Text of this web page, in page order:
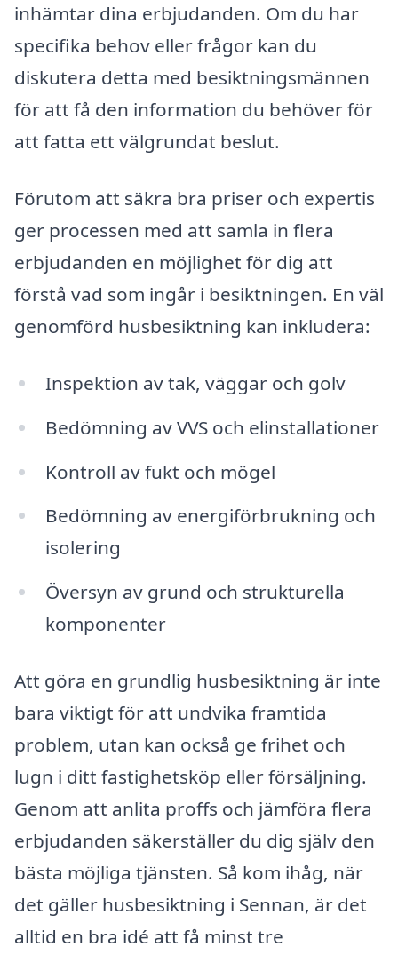
inhämtar dina erbjudanden. Om du har
specifika behov eller frågor kan du
diskutera detta med besiktningsmännen
för att få den information du behöver för
att fatta ett välgrundat beslut.
Förutom att säkra bra priser och expertis
ger processen med att samla in flera
erbjudanden en möjlighet för dig att
förstå vad som ingår i besiktningen. En väl
genomförd husbesiktning kan inkludera:
Inspektion av tak, väggar och golv
Bedömning av VVS och elinstallationer
Kontroll av fukt och mögel
Bedömning av energiförbrukning och
isolering
Översyn av grund och strukturella
komponenter
Att göra en grundlig husbesiktning är inte
bara viktigt för att undvika framtida
problem, utan kan också ge frihet och
lugn i ditt fastighetsköp eller försäljning.
Genom att anlita proffs och jämföra flera
erbjudanden säkerställer du dig själv den
bästa möjliga tjänsten. Så kom ihåg, när
det gäller husbesiktning i Sennan, är det
alltid en bra idé att få minst tre